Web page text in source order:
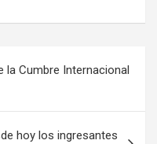
o
ail
g
p
tir
la Cumbre Internacional
hoy los ingresantes